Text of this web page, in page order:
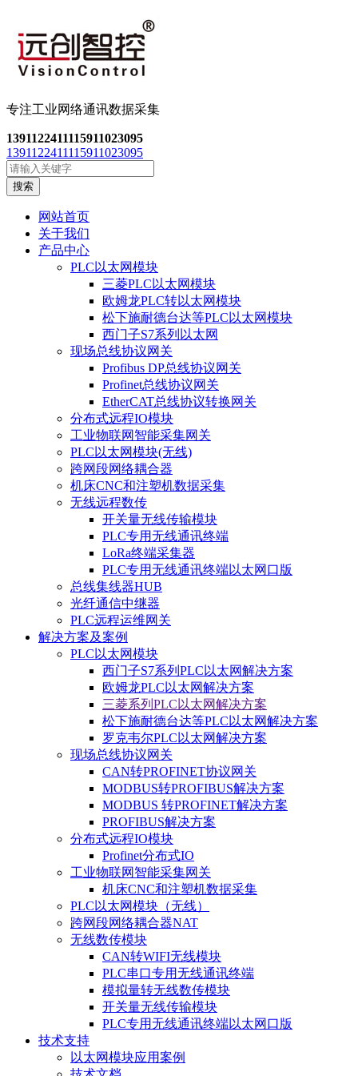
专注工业网络通讯数据采集
1391122411115911023095
1391122411115911023095
搜索
网站首页
关于我们
产品中心
PLC以太网模块
三菱PLC以太网模块
欧姆龙PLC转以太网模块
松下施耐德台达等PLC以太网模块
西门子S7系列以太网
现场总线协议网关
Profibus DP总线协议网关
Profinet总线协议网关
EtherCAT总线协议转换网关
分布式远程IO模块
工业物联网智能采集网关
PLC以太网模块(无线)
跨网段网络耦合器
机床CNC和注塑机数据采集
无线远程数传
开关量无线传输模块
PLC专用无线通讯终端
LoRa终端采集器
PLC专用无线通讯终端以太网口版
总线集线器HUB
光纤通信中继器
PLC远程运维网关
解决方案及案例
PLC以太网模块
西门子S7系列PLC以太网解决方案
欧姆龙PLC以太网解决方案
三菱系列PLC以太网解决方案
松下施耐德台达等PLC以太网解决方案
罗克韦尔PLC以太网解决方案
现场总线协议网关
CAN转PROFINET协议网关
MODBUS转PROFIBUS解决方案
MODBUS 转PROFINET解决方案
PROFIBUS解决方案
分布式远程IO模块
Profinet分布式IO
工业物联网智能采集网关
机床CNC和注塑机数据采集
PLC以太网模块（无线）
跨网段网络耦合器NAT
无线数传模块
CAN转WIFI无线模块
PLC串口专用无线通讯终端
模拟量转无线数传模块
开关量无线传输模块
PLC专用无线通讯终端以太网口版
技术支持
以太网模块应用案例